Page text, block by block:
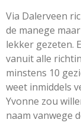
Via Dalerveen
de manege
lekker gezeten.
vanuit alle
minstens 10
weet inmiddels
Yvonne zou
naam vanwege